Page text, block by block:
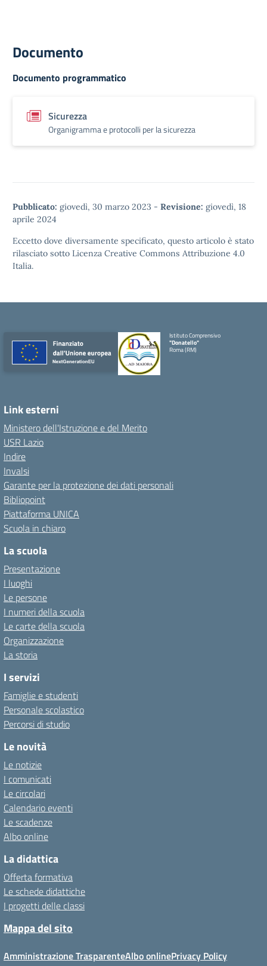
Documento
Documento programmatico
Sicurezza
Organigramma e protocolli per la sicurezza
Pubblicato: giovedì, 30 marzo 2023 - Revisione: giovedì, 18
aprile 2024
Eccetto dove diversamente specificato, questo articolo è stato
rilasciato sotto Licenza Creative Commons Attribuzione 4.0
Italia.
Istituto Comprensivo
"Donatello"
Roma (RM)
Link esterni
Ministero dell'Istruzione e del Merito
USR Lazio
Indire
Invalsi
Garante per la protezione dei dati personali
Bibliopoint
Piattaforma UNICA
Scuola in chiaro
La scuola
Presentazione
I luoghi
Le persone
I numeri della scuola
Le carte della scuola
Organizzazione
La storia
I servizi
Famiglie e studenti
Personale scolastico
Percorsi di studio
Le novità
Le notizie
I comunicati
Le circolari
Calendario eventi
Le scadenze
Albo online
La didattica
Offerta formativa
Le schede didattiche
I progetti delle classi
Mappa del sito
Amministrazione TrasparenteAlbo onlinePrivacy Policy